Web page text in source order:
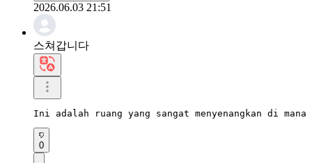
2026.06.03 21:51
스쳐갑니다
Ini adalah ruang yang sangat menyenangkan di
0